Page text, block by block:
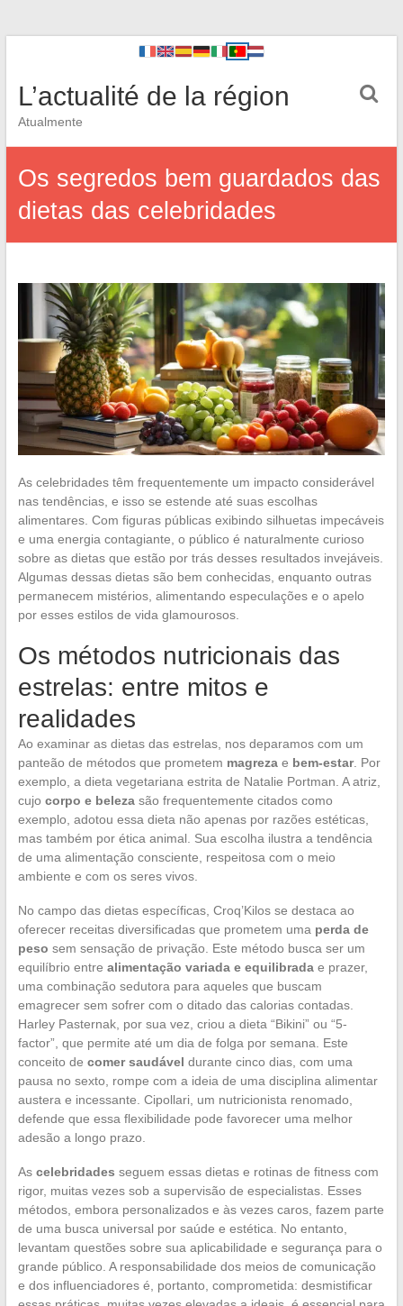
L’actualité de la région
Atualmente
Os segredos bem guardados das
dietas das celebridades
As celebridades têm frequentemente um impacto considerável
nas tendências, e isso se estende até suas escolhas
alimentares. Com figuras públicas exibindo silhuetas impecáveis
e uma energia contagiante, o público é naturalmente curioso
sobre as dietas que estão por trás desses resultados invejáveis.
Algumas dessas dietas são bem conhecidas, enquanto outras
permanecem mistérios, alimentando especulações e o apelo
por esses estilos de vida glamourosos.
Os métodos nutricionais das
estrelas: entre mitos e
realidades
Ao examinar as dietas das estrelas, nos deparamos com um
panteão de métodos que prometem magrezae bem-estar. Por
exemplo, a dieta vegetariana estrita de Natalie Portman. A atriz,
cujo corpo e belezasão frequentemente citados como
exemplo, adotou essa dieta não apenas por razões estéticas,
mas também por ética animal. Sua escolha ilustra a tendência
de uma alimentação consciente, respeitosa com o meio
ambiente e com os seres vivos.
No campo das dietas específicas, Croq’Kilos se destaca ao
oferecer receitas diversificadas que prometem uma perda de
peso sem sensação de privação. Este método busca ser um
equilíbrio entre alimentação variada e equilibradae prazer,
uma combinação sedutora para aqueles que buscam
emagrecer sem sofrer com o ditado das calorias contadas.
Harley Pasternak, por sua vez, criou a dieta “Bikini” ou “5-
factor”, que permite até um dia de folga por semana. Este
conceito de comer saudável durante cinco dias, com uma
pausa no sexto, rompe com a ideia de uma disciplina alimentar
austera e incessante. Cipollari, um nutricionista renomado,
defende que essa flexibilidade pode favorecer uma melhor
adesão a longo prazo.
As celebridades seguem essas dietas e rotinas de fitness com
rigor, muitas vezes sob a supervisão de especialistas. Esses
métodos, embora personalizados e às vezes caros, fazem parte
de uma busca universal por saúde e estética. No entanto,
levantam questões sobre sua aplicabilidade e segurança para o
grande público. A responsabilidade dos meios de comunicação
e dos influenciadores é, portanto, comprometida: desmistificar